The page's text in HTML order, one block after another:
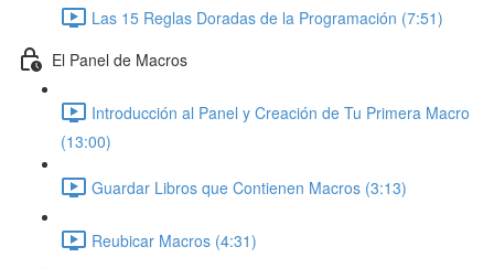
Las 15 Reglas Doradas de la Programación (7:51)
El Panel de Macros
Introducción al Panel y Creación de Tu Primera Macro
(13:00)
Guardar Libros que Contienen Macros (3:13)
Reubicar Macros (4:31)